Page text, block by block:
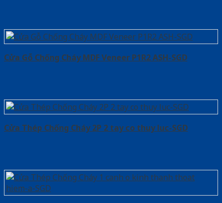
Cửa Gỗ Chống Cháy MDF Veneer P1R2 ASH-SGD
Cửa Thép Chống Cháy 2P 2 tay co thuy luc-SGD